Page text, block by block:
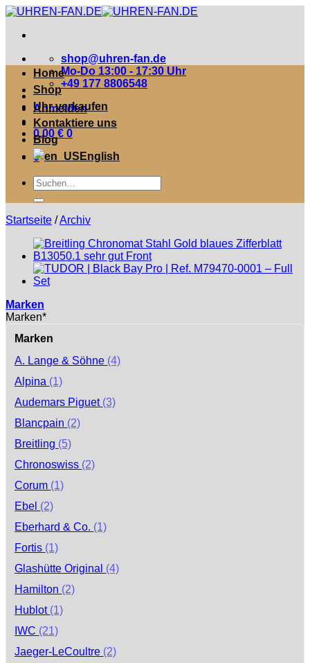
Zum
springen
shop@uhren-fan.de
Mo-Do 13:00 - 17:30 Uhr
+49 177 8806548
Anmelden
0,00 € 0
0
Home
Shop
Uhr verkaufen
Kontaktiere uns
Blog
English
Suche
nach:
Startseite /Archiv
Marken
Marken*
Marken
A. Lange & Söhne (4)
Alpina (1)
Audemars Piguet (3)
Blancpain (2)
Breitling (5)
Chronoswiss (2)
Corum (1)
Ebel (2)
Eberhard & Co. (1)
Fortis (1)
Glashütte Original (4)
Hamilton (2)
Hublot (1)
IWC (21)
Jaeger-LeCoultre (2)